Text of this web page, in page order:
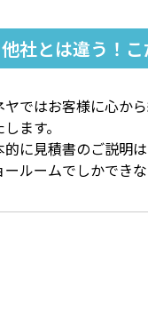
他社とは違う！
ヤではお客様に心か
ます。
的に見積書のご説明
ールームでしかでき